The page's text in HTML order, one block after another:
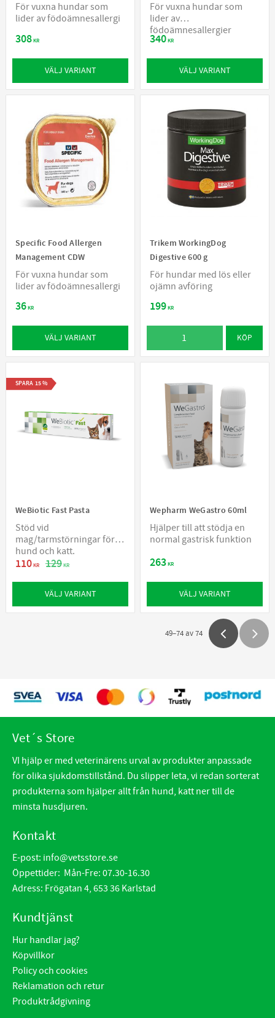
För vuxna hundar som
lider av födoämnesallergi
308KR
VÄLJ VARIANT
För vuxna hundar som
lider av
födoämnesallergier
340KR
VÄLJ VARIANT
Specific Food Allergen
Management CDW
För vuxna hundar som
lider av födoämnesallergi
36KR
VÄLJ VARIANT
Trikem WorkingDog
Digestive 600 g
För hundar med lös eller
ojämn avföring
199KR
KÖP
WeBiotic Fast Pasta
Stöd vid
mag/tarmstörningar för
hund och katt.
110KR 129KR
SPARA 15%
VÄLJ VARIANT
Wepharm WeGastro 60ml
Hjälper till att stödja en
normal gastrisk funktion
263KR
VÄLJ VARIANT
49–74av74
Vet´s Store
VI hjälp er med veterinärens urval av produkter anpassade
för olika sjukdomstillstånd. Du slipper leta, vi redan sorterat
produkterna som hjälper allt från hund, katt ner till de
minsta husdjuren.
Kontakt
E-post: info@vetsstore.se
Öppettider: Mån-Fre: 07.30-16.30
Adress: Frögatan 4, 653 36 Karlstad
Kundtjänst
Hur handlar jag?
Köpvillkor
Policy och cookies
Reklamation och retur
Produktrådgivning